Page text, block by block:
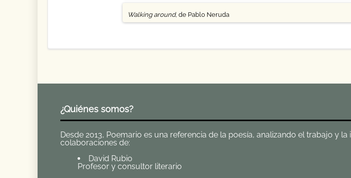
Walking around, de Pablo Neruda
¿Quiénes somos?
Desde 2013, Poemario es una referencia de la poesía, analizando el trabajo y
colaboraciones de:
David Rubio
Profesor y consultor literario